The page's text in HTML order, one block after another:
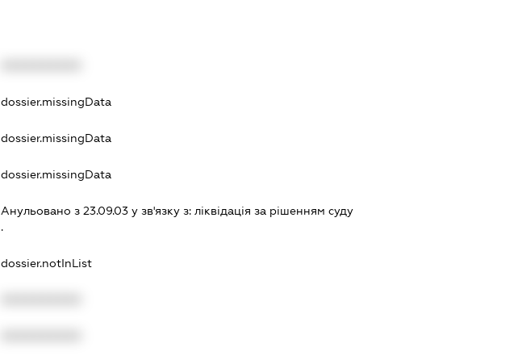
dossier.missingData
dossier.missingData
dossier.missingData
Анульовано з 23.09.03 у зв'язку з: лiквiдацiя за рiшенням суду
.
dossier.notInList